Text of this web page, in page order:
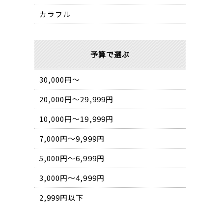
カラフル
予算で選ぶ
30,000円〜
20,000円〜29,999円
10,000円〜19,999円
7,000円〜9,999円
5,000円〜6,999円
3,000円〜4,999円
2,999円以下